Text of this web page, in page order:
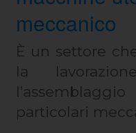
meccanico
È un settore
la
particolari